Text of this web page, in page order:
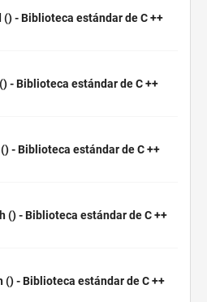
() - Biblioteca estándar de C ++
- Biblioteca estándar de C ++
- Biblioteca estándar de C ++
() - Biblioteca estándar de C ++
() - Biblioteca estándar de C ++